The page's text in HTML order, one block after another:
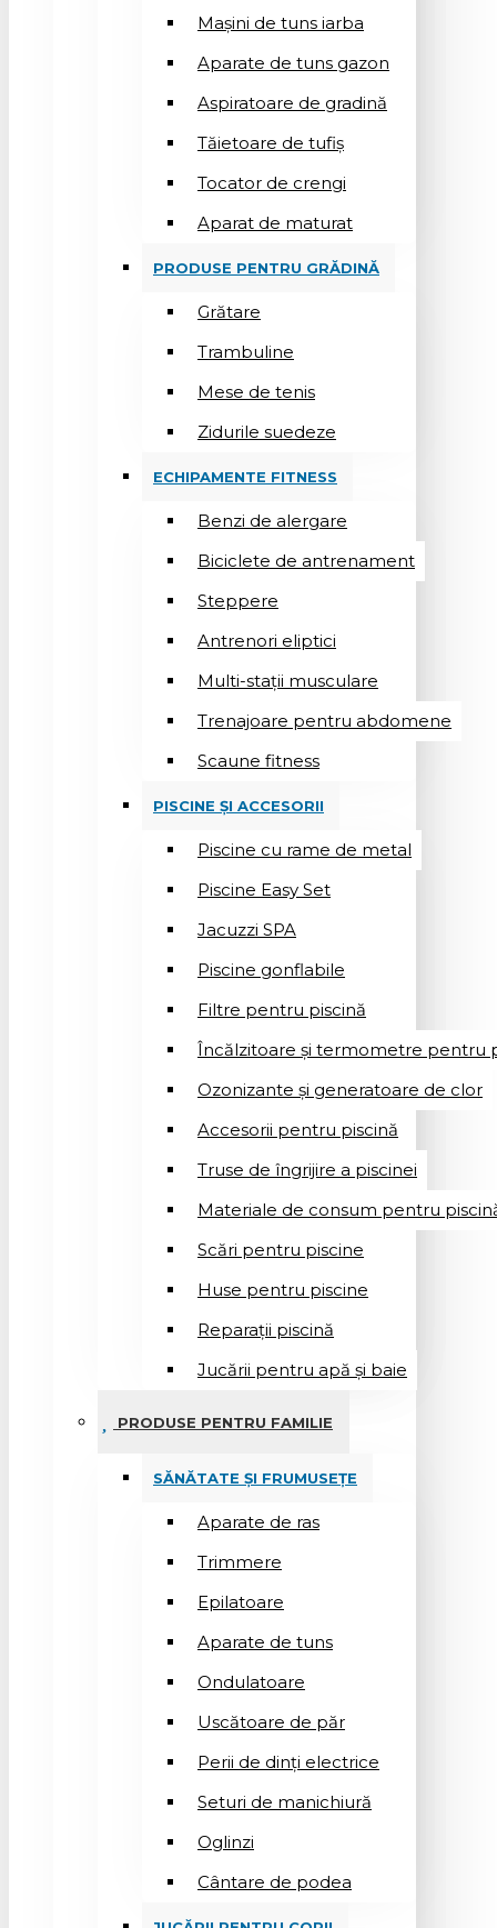
Mașini de tuns iarba
Aparate de tuns gazon
Aspiratoare de gradină
Tăietoare de tufiș
Tocator de crengi
Aparat de maturat
PRODUSE PENTRU GRĂDINĂ
Grătare
Trambuline
Mese de tenis
Zidurile suedeze
ECHIPAMENTE FITNESS
Benzi de alergare
Biciclete de antrenament
Steppere
Antrenori eliptici
Multi-stații musculare
Trenajoare pentru abdomene
Scaune fitness
PISCINE ȘI ACCESORII
Piscine cu rame de metal
Piscine Easy Set
Jacuzzi SPA
Piscine gonflabile
Filtre pentru piscină
Încălzitoare și termometre pentru
Ozonizante și generatoare de clor
Accesorii pentru piscină
Truse de îngrijire a piscinei
Materiale de consum pentru
Scări pentru piscine
Huse pentru piscine
Reparații piscină
Jucării pentru apă și baie
PRODUSE PENTRU FAMILIE
SĂNĂTATE ȘI FRUMUSEȚE
Aparate de ras
Trimmere
Epilatoare
Aparate de tuns
Ondulatoare
Uscătoare de păr
Perii de dinți electrice
Seturi de manichiură
Oglinzi
Cântare de podea